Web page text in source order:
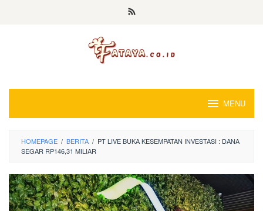
MENU
HOMEPAGE / BERITA / PT LIVE BUKA KESEMPATAN INVESTASI : DANA
SEGAR RP146,31 MILIAR